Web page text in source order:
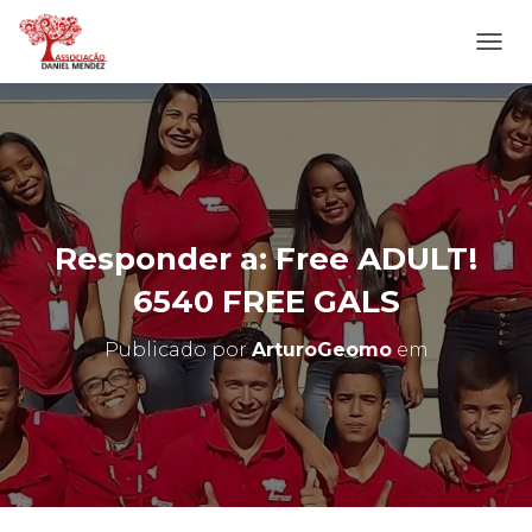
L
T
E
R
N
A
N
A
E
G
O
Responder a: Free ADULT!
6540 FREE GALS
Publicado porArturoGeomoem